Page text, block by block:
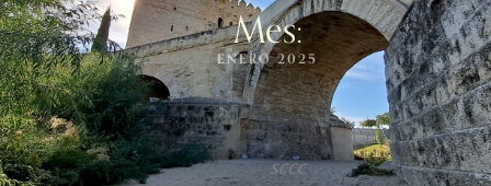
Mes:
ENERO 2025